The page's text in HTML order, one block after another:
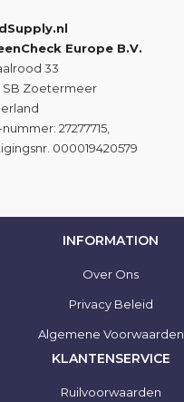
Europe B.V.
33
SB Zoetermeer
27277715,
000019420579
INFORMATION
Over Ons
Privacy Beleid
Algemene Voorwaarden
KLANTENSERVICE
Ruilvoorwaarden